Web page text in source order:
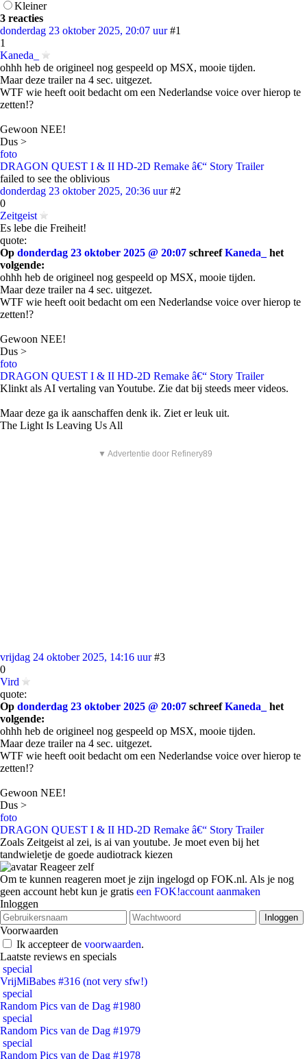
Kleiner
3 reacties
donderdag 23 oktober 2025, 20:07 uur #1
1
Kaneda_
ohhh heb de origineel nog gespeeld op MSX, mooie tijden.
Maar deze trailer na 4 sec. uitgezet.
WTF wie heeft ooit bedacht om een Nederlandse voice over hierop te
zetten!?
Gewoon NEE!
Dus >
foto
DRAGON QUEST I & II HD-2D Remake â€“ Story Trailer
failed to see the oblivious
donderdag 23 oktober 2025, 20:36 uur #2
0
Zeitgeist
Es lebe die Freiheit!
quote:
Op donderdag 23 oktober 2025 @ 20:07 schreefKaneda_
het
volgende:
ohhh heb de origineel nog gespeeld op MSX, mooie tijden.
Maar deze trailer na 4 sec. uitgezet.
WTF wie heeft ooit bedacht om een Nederlandse voice over hierop te
zetten!?
Gewoon NEE!
Dus >
foto
DRAGON QUEST I & II HD-2D Remake â€“ Story Trailer
Klinkt als AI vertaling van Youtube. Zie dat bij steeds meer videos.
Maar deze ga ik aanschaffen denk ik. Ziet er leuk uit.
The Light Is Leaving Us All
▼ Advertentie door Refinery89
vrijdag 24 oktober 2025, 14:16 uur #3
0
Vird
quote:
Op donderdag 23 oktober 2025 @ 20:07 schreefKaneda_
het
volgende:
ohhh heb de origineel nog gespeeld op MSX, mooie tijden.
Maar deze trailer na 4 sec. uitgezet.
WTF wie heeft ooit bedacht om een Nederlandse voice over hierop te
zetten!?
Gewoon NEE!
Dus >
foto
DRAGON QUEST I & II HD-2D Remake â€“ Story Trailer
Zoals Zeitgeist al zei, is ai van youtube. Je moet even bij het
tandwieletje de goede audiotrack kiezen
Reageer zelf
Om te kunnen reageren moet je zijn ingelogd op FOK.nl. Als je nog
geen account hebt kun je gratis een FOK!account aanmaken
Inloggen
Voorwaarden
Ik accepteer de voorwaarden.
Laatste reviews en specials
special
VrijMiBabes #316 (not very sfw!)
special
Random Pics van de Dag #1980
special
Random Pics van de Dag #1979
special
Random Pics van de Dag #1978